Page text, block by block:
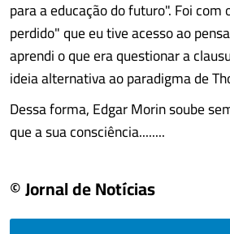
para a educação do futuro". Foi
perdido" que eu tive acesso ao
aprendi o que era questionar a
ideia alternativa ao paradigma de
Dessa forma, Edgar Morin soube
que a sua consciência........
© Jornal de Notícias